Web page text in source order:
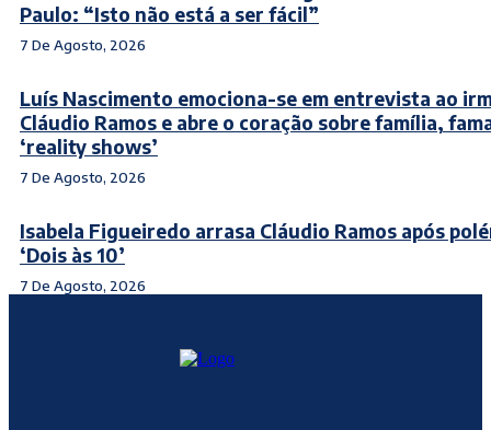
Paulo: “Isto não está a ser fácil”
7 De Agosto, 2026
Luís Nascimento emociona-se em entrevista ao
Cláudio Ramos e abre o coração sobre família,
‘reality shows’
7 De Agosto, 2026
Isabela Figueiredo arrasa Cláudio Ramos após
‘Dois às 10’
7 De Agosto, 2026